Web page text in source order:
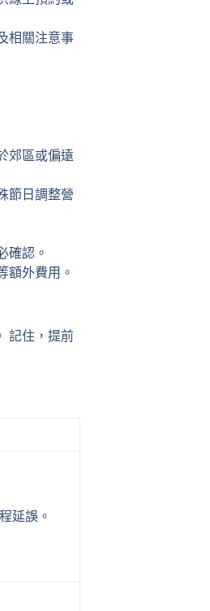
相關注意事
郊區或偏遠
節日調整營
確認。
額外費用。
記住，提前
延誤。